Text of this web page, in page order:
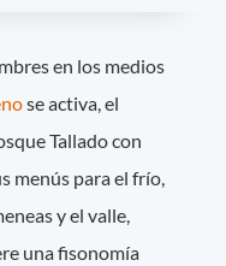
en los medios
se activa, el
Tallado con
menús para el frío,
y el valle,
una fisonomía